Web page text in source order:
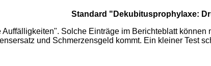
Standard "Dekubitusprophylaxe:
Solche Einträge im Berichteblatt
und Schmerzensgeld kommt. Ein kleiner Test